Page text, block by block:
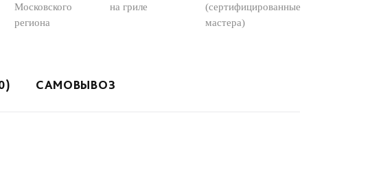
Московского
региона
на гриле
(сертифицированные
мастера)
САМОВЫВОЗ